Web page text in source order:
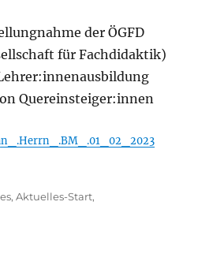
der ÖGFD
für Fachdidaktik)
Quereinsteiger:innen
,Aktuelles-Start,